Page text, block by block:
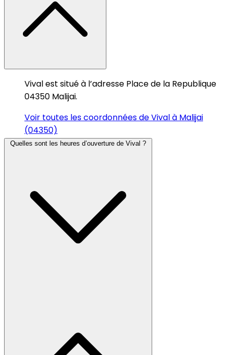
Vival est situé à l’adresse Place de la Republique
04350 Malijai.
Voir toutes les coordonnées de Vival à Malijai
(04350)
Quelles sont les heures d’ouverture de Vival ?